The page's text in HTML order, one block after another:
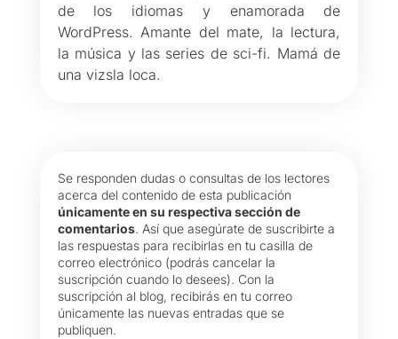
de los idiomas y enamorada de
WordPress. Amante del mate, la lectura,
la música y las series de sci-fi. Mamá de
una vizsla loca.
Se responden dudas o consultas de los lectores
acerca del contenido de esta publicación
únicamente en su respectiva sección de
comentarios. Así que asegúrate de suscribirte a
las respuestas para recibirlas en tu casilla de
correo electrónico (podrás cancelar la
suscripción cuando lo desees). Con la
suscripción al blog, recibirás en tu correo
únicamente las nuevas entradas que se
publiquen.